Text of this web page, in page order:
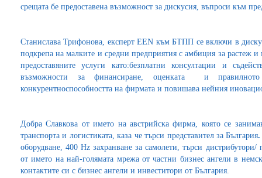
срещата бе предоставена възможност за дискусия, въпроси към
Станислава Трифонова, експерт EEN към БТПП се включи в
подкрепа на малките и средни предприятия с амбиция за растеж
предоставяните услуги като:безплатни консултации и
възможности за финансиране, оценката и
конкурентноспособността на фирмата и повишава нейния
Добра Славкова от името на австрийска фирма, която се
транспорта и логистиката, каза че търси представител за България
оборудване, 400 Hz захранване за самолети, търси
от името на най-голямата мрежа от частни бизнес ангели в
контактите си с бизнес ангели и инвеститори от България.